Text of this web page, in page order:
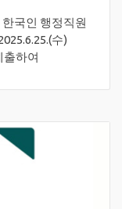
국인 행정직원
수)
출하여